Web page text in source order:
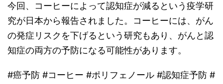
今回、コーヒーによって認知症が減るという疫学研
究が日本から報告されました。コーヒーには、がん
の発症リスクを下げるという研究もあり、がんと認
知症の両方の予防になる可能性があります。
#癌予防 #コーヒー #ポリフェノール #認知症予防 #